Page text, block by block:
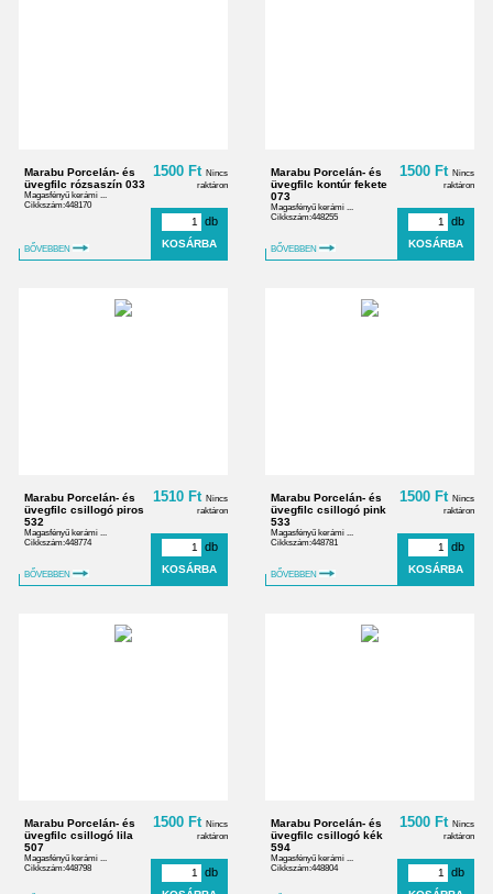
Marabu Porcelán- és
üvegfilc rózsaszín 033
Magasfényű kerámi ...
Cikkszám:448170
BŐVEBBEN
1500 Ft Nincs
raktáron
db
Marabu Porcelán- és
üvegfilc kontúr fekete
073
Magasfényű kerámi ...
Cikkszám:448255
BŐVEBBEN
1500 Ft Nincs
raktáron
db
Marabu Porcelán- és
üvegfilc csillogó piros
532
Magasfényű kerámi ...
Cikkszám:448774
BŐVEBBEN
1510 Ft Nincs
raktáron
db
Marabu Porcelán- és
üvegfilc csillogó pink
533
Magasfényű kerámi ...
Cikkszám:448781
BŐVEBBEN
1500 Ft Nincs
raktáron
db
Marabu Porcelán- és
üvegfilc csillogó lila
507
Magasfényű kerámi ...
Cikkszám:448798
1500 Ft Nincs
raktáron
db
Marabu Porcelán- és
üvegfilc csillogó kék
594
Magasfényű kerámi ...
Cikkszám:448804
1500 Ft Nincs
raktáron
db